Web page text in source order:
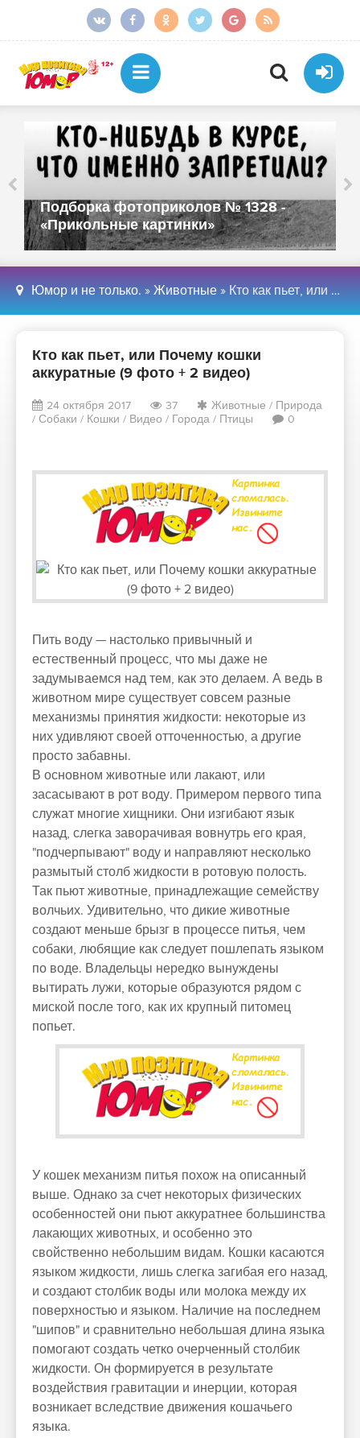
Подборка фотоприколов № 1328 -
«Прикольные картинки»
Юмор и не только. » Животные » Кто как пьет, или Почему кошки аккуратные (9 фото + 2 видео)
Кто как пьет, или Почему кошки
аккуратные (9 фото + 2 видео)
24 октября 2017 37 Животные / Природа
/ Собаки / Кошки / Видео / Города / Птицы 0
Пить воду — настолько привычный и
естественный процесс, что мы даже не
задумываемся над тем, как это делаем. А ведь в
животном мире существует совсем разные
механизмы принятия жидкости: некоторые из
них удивляют своей отточенностью, а другие
просто забавны.
В основном животные или лакают, или
засасывают в рот воду. Примером первого типа
служат многие хищники. Они изгибают язык
назад, слегка заворачивая вовнутрь его края,
"подчерпывают" воду и направляют несколько
размытый столб жидкости в ротовую полость.
Так пьют животные, принадлежащие семейству
волчьих. Удивительно, что дикие животные
создают меньше брызг в процессе питья, чем
собаки, любящие как следует пошлепать языком
по воде. Владельцы нередко вынуждены
вытирать лужи, которые образуются рядом с
миской после того, как их крупный питомец
попьет.
У кошек механизм питья похож на описанный
выше. Однако за счет некоторых физических
особенностей они пьют аккуратнее большинства
лакающих животных, и особенно это
свойственно небольшим видам. Кошки касаются
языком жидкости, лишь слегка загибая его назад,
и создают столбик воды или молока между их
поверхностью и языком. Наличие на последнем
"шипов" и сравнительно небольшая длина языка
помогают создать четко очерченный столбик
жидкости. Он формируется в результате
воздействия гравитации и инерции, которая
возникает вследствие движения кошачьего
языка.